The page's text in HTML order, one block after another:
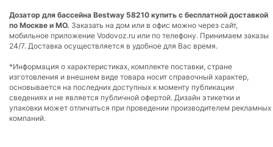
Дозатор для бассейна Bestway 58210 купить с бесплатной доставкой
по Москве и МО. Заказать на дом или в офис можно через сайт,
мобильное приложение Vodovoz.ru или по телефону. Принимаем заказы
24/7. Доставка осуществляется в удобное для Вас время.
*Информация о характеристиках, комплекте поставки, стране
изготовления и внешнем виде товара носит справочный характер,
основывается на последних доступных к моменту публикации
сведениях и не является публичной офертой. Дизайн этикетки и
упаковки может отличаться при проведении производителем рекламных
компаний.